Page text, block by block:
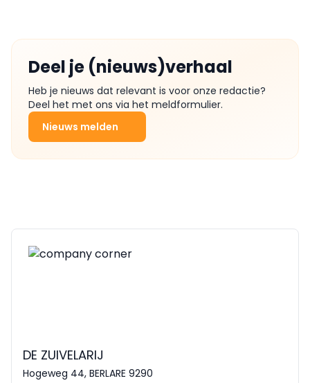
Deel je (nieuws)verhaal
Heb je nieuws dat relevant is voor onze redactie?
Deel het met ons via het meldformulier.
Nieuws melden
DE ZUIVELARIJ
Hogeweg 44, BERLARE 9290